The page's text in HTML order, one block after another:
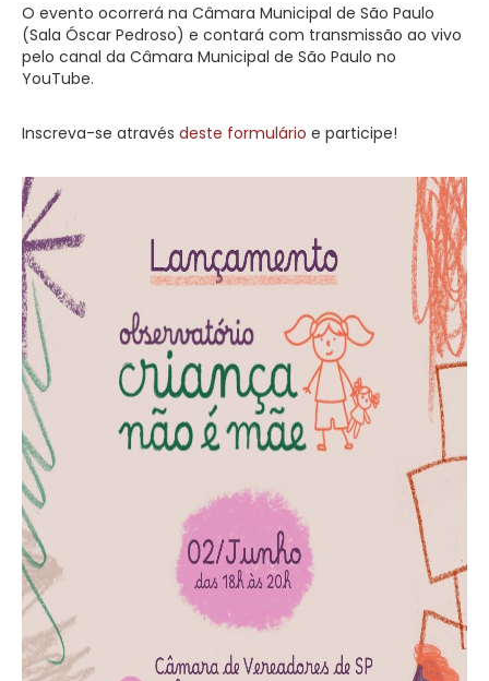
O evento ocorrerá na Câmara Municipal de São Paulo
(Sala Óscar Pedroso) e contará com transmissão ao vivo
pelo canal da Câmara Municipal de São Paulo no
YouTube.
Inscreva-se através deste formulário e participe!